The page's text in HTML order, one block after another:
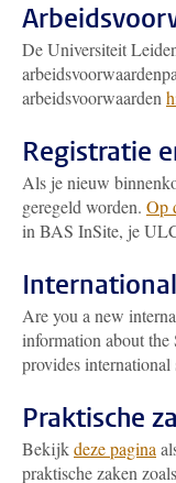
De Universiteit
arbeidsvoorwaarden
Registratie
Als je nieuw
geregeld worden. Op
in BAS InSite, je
Are you a new
information about
provides
Praktische
Bekijkdeze pagina
praktische zaken